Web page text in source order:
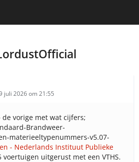
juli 2026 om 21:55
vorige met wat cijfers;
Brandweer-
materieeltypenummers-v5.07-
- Nederlands Instituut Publieke
voertuigen uitgerust met een VTHS.